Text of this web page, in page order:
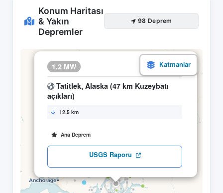
Konum Haritası
& Yakın
Depremler
98 Deprem
1.2 MW 03.05 13:37
Tatitlek, Alaska (47 km Kuzeybatı
açıkları)
12.5 km
Ana Deprem
USGS Raporu
×